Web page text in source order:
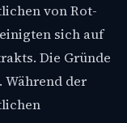
von Rot-
sich auf
Die Gründe
der